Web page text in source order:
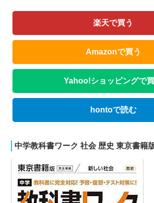
楽天で買う
Amazonで買う
Yahoo!ショッピングで
hontoで読む
中学教科書ワーク 社会 歴史 東京書籍